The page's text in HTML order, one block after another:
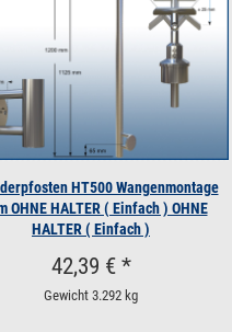
TORX TX10 ohne Schaft 1 Stück
TORX TX10 ohne Schaft 10 Stück
TORX TX10 ohne Schaft 100 Stück
TORX TX10 ohne Schaft 500 Stück
V2A TORX TX10 mit Schaft 10 Stück
HT500 Wangenmontage
OHNE HALTER ( Einfach ) OHNE
HALTER ( Einfach )
42,39 € *
Gewicht 3.292 kg